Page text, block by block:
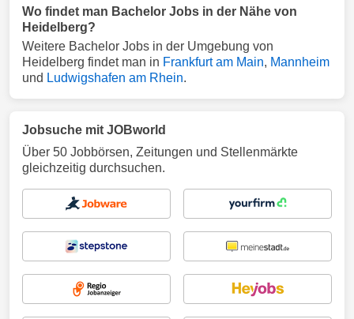
Wo findet man Bachelor Jobs in der Nähe von
Heidelberg?
Weitere Bachelor Jobs in der Umgebung von
Heidelberg findet man in Frankfurt am Main, Mannheim
und Ludwigshafen am Rhein.
Jobsuche mit JOBworld
Über 50 Jobbörsen, Zeitungen und Stellenmärkte
gleichzeitig durchsuchen.